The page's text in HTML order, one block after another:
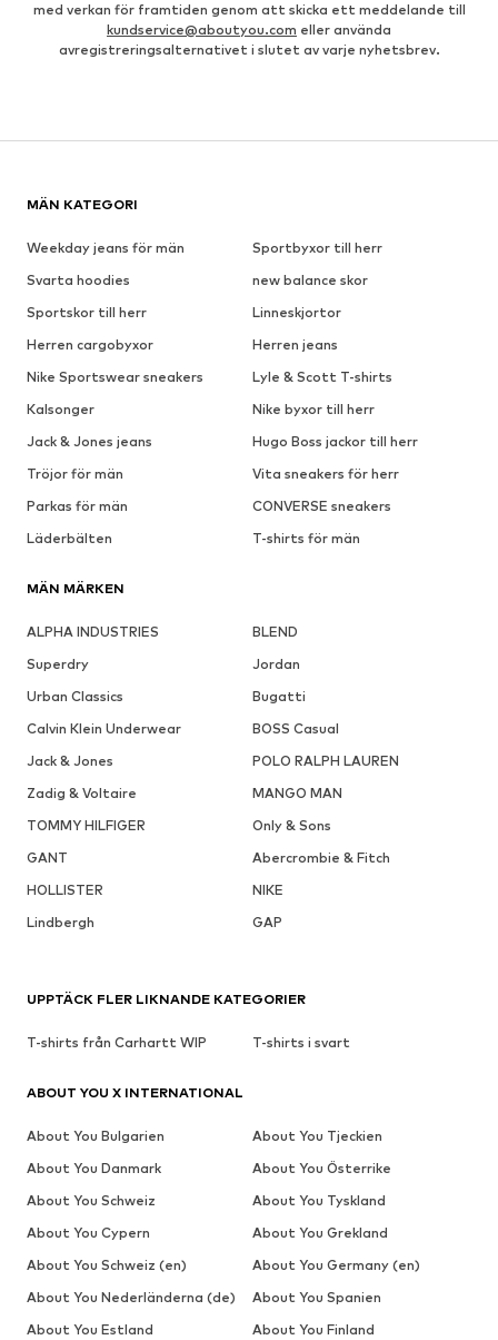
med verkan för framtiden genom att skicka ett meddelande till
kundservice@aboutyou.com eller använda
avregistreringsalternativet i slutet av varje nyhetsbrev.
MÄN KATEGORI
Weekday jeans för män
Sportbyxor till herr
Svarta hoodies
new balance skor
Sportskor till herr
Linneskjortor
Herren cargobyxor
Herren jeans
Nike Sportswear sneakers
Lyle & Scott T-shirts
Kalsonger
Nike byxor till herr
Jack & Jones jeans
Hugo Boss jackor till herr
Tröjor för män
Vita sneakers för herr
Parkas för män
CONVERSE sneakers
Läderbälten
T-shirts för män
MÄN MÄRKEN
ALPHA INDUSTRIES
BLEND
Superdry
Jordan
Urban Classics
Bugatti
Calvin Klein Underwear
BOSS Casual
Jack & Jones
POLO RALPH LAUREN
Zadig & Voltaire
MANGO MAN
TOMMY HILFIGER
Only & Sons
GANT
Abercrombie & Fitch
HOLLISTER
NIKE
Lindbergh
GAP
UPPTÄCK FLER LIKNANDE KATEGORIER
T-shirts från Carhartt WIP T-shirts i svart
ABOUT YOU X INTERNATIONAL
About You Bulgarien
About You Tjeckien
About You Danmark
About You Österrike
About You Schweiz
About You Tyskland
About You Cypern
About You Grekland
About You Schweiz (en)
About You Germany (en)
About You Nederländerna (de)
About You Spanien
About You Estland
About You Finland